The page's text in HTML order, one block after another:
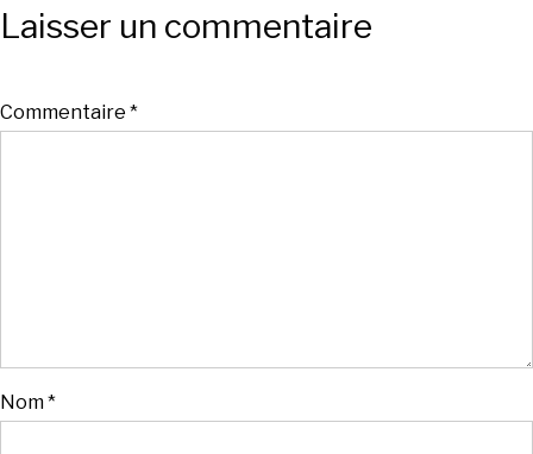
Laisser un commentaire
Commentaire *
Nom*